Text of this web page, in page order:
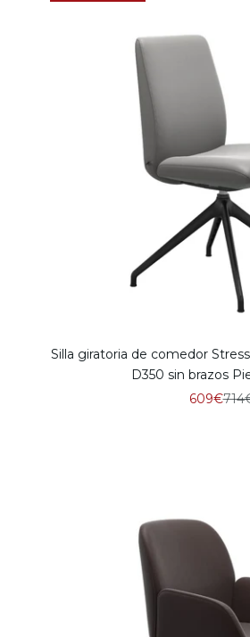
Silla giratoria de comedor
D350 sin brazos
Precio de
609€